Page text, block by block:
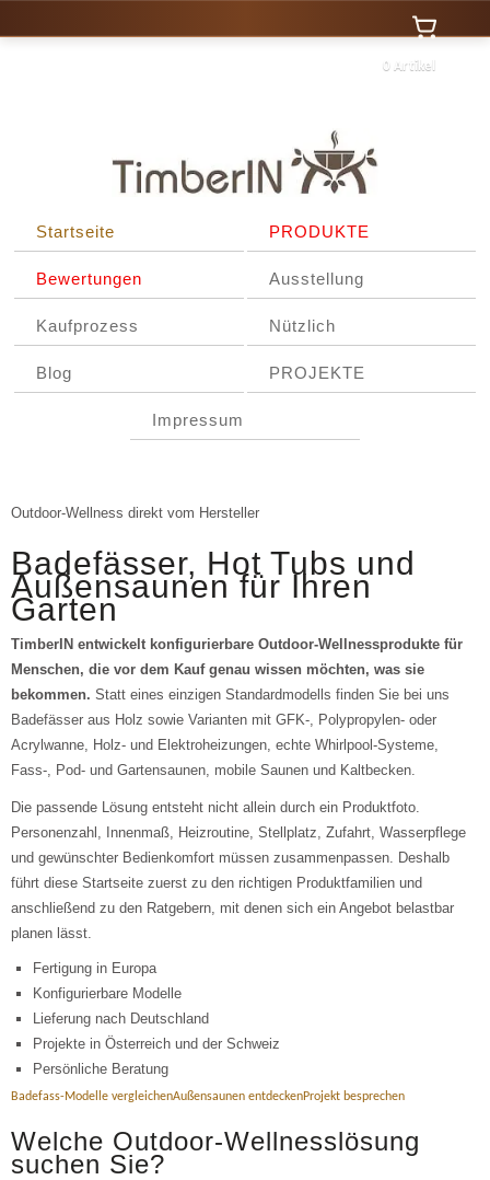
0 Artikel
Startseite PRODUKTE
Bewertungen Ausstellung
Kaufprozess Nützlich
Blog PROJEKTE
Impressum
Outdoor-Wellness direkt vom Hersteller
Badefässer, Hot Tubs und
Außensaunen für Ihren
Garten
TimberIN entwickelt konfigurierbare Outdoor-Wellnessprodukte für
Menschen, die vor dem Kauf genau wissen möchten, was sie
bekommen. Statt eines einzigen Standardmodells finden Sie bei uns
Badefässer aus Holz sowie Varianten mit GFK-, Polypropylen- oder
Acrylwanne, Holz- und Elektroheizungen, echte Whirlpool-Systeme,
Fass-, Pod- und Gartensaunen, mobile Saunen und Kaltbecken.
Die passende Lösung entsteht nicht allein durch ein Produktfoto.
Personenzahl, Innenmaß, Heizroutine, Stellplatz, Zufahrt, Wasserpflege
und gewünschter Bedienkomfort müssen zusammenpassen. Deshalb
führt diese Startseite zuerst zu den richtigen Produktfamilien und
anschließend zu den Ratgebern, mit denen sich ein Angebot belastbar
planen lässt.
Fertigung in Europa
Konfigurierbare Modelle
Lieferung nach Deutschland
Projekte in Österreich und der Schweiz
Persönliche Beratung
Badefass-Modelle vergleichenAußensaunen entdeckenProjekt besprechen
Welche Outdoor-Wellnesslösung
suchen Sie?